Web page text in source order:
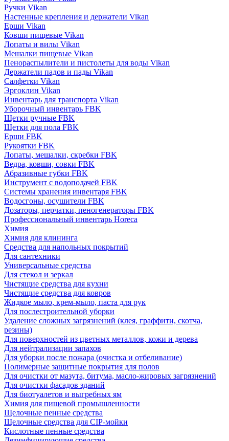
Ручки Vikan
Настенные крепления и держатели Vikan
Ерши Vikan
Ковши пищевые Vikan
Лопаты и вилы Vikan
Мешалки пищевые Vikan
Пенораспылители и пистолеты для воды Vikan
Держатели падов и пады Vikan
Салфетки Vikan
Эргоклин Vikan
Инвентарь для транспорта Vikan
Уборочный инвентарь FBK
Щетки ручные FBK
Щетки для пола FBK
Ерши FBK
Рукоятки FBK
Лопаты, мешалки, скребки FBK
Ведра, ковши, совки FBK
Абразивные губки FBK
Инструмент с водоподачей FBK
Системы хранения инвентаря FBK
Водосгоны, осушители FBK
Дозаторы, перчатки, пеногенераторы FBK
Профессиональный инвентарь Horeca
Химия
Химия для клининга
Средства для напольных покрытий
Для сантехники
Универсальные средства
Для стекол и зеркал
Чистящие средства для кухни
Чистящие средства для ковров
Жидкое мыло, крем-мыло, паста для рук
Для послестроительной уборки
Удаление сложных загрязнений (клея, граффити, скотча,
резины)
Для поверхностей из цветных металлов, кожи и дерева
Для нейтрализации запахов
Для уборки после пожара (очистка и отбеливание)
Полимерные защитные покрытия для полов
Для очистки от мазута, битума, масло-жировых загрязнений
Для очистки фасадов зданий
Для биотуалетов и выгребных ям
Химия для пищевой промышленности
Щелочные пенные средства
Щелочные средства для CIP-мойки
Кислотные пенные средства